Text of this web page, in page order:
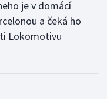
je v domácí
a čeká ho
Lokomotivu